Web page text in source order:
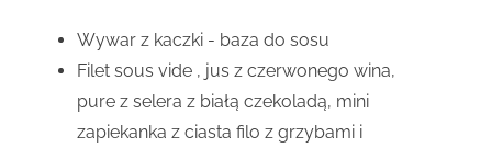
Wywar z kaczki - baza do sosu
Filet sous vide , jus z czerwonego wina,
pure z selera z białą czekoladą, mini
zapiekanka z ciasta filo z grzybami i